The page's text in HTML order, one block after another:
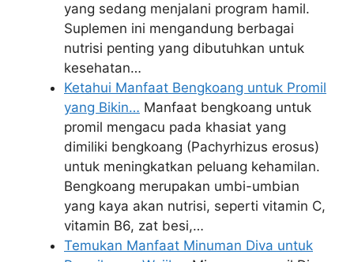
yang sedang menjalani program hamil.
Suplemen ini mengandung berbagai
nutrisi penting yang dibutuhkan untuk
kesehatan…
Ketahui Manfaat Bengkoang untuk Promil
yang Bikin… Manfaat bengkoang untuk
promil mengacu pada khasiat yang
dimiliki bengkoang (Pachyrhizus erosus)
untuk meningkatkan peluang kehamilan.
Bengkoang merupakan umbi-umbian
yang kaya akan nutrisi, seperti vitamin C,
vitamin B6, zat besi,…
Temukan Manfaat Minuman Diva untuk